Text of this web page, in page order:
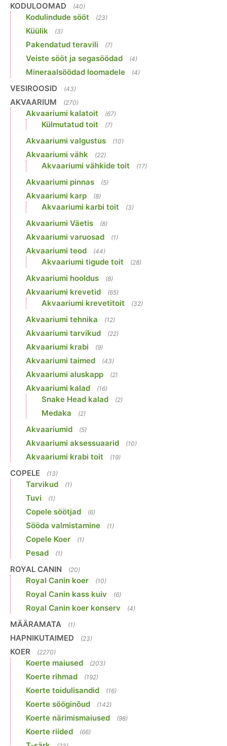
KODULOOMAD (40)
Kodulindude sööt (23)
Küülik (3)
Pakendatud teravili (7)
Veiste sööt ja segasöödad (4)
Mineraalsöödad loomadele (4)
VESIROOSID (43)
AKVAARIUM (270)
Akvaariumi kalatoit (67)
Külmutatud toit (7)
Akvaariumi valgustus (10)
Akvaariumi vähk (22)
Akvaariumi vähkide toit (17)
Akvaariumi pinnas (5)
Akvaariumi karp (8)
Akvaariumi karbi toit (3)
Akvaariumi Väetis (8)
Akvaariumi varuosad (1)
Akvaariumi teod (44)
Akvaariumi tigude toit (28)
Akvaariumi hooldus (8)
Akvaariumi krevetid (65)
Akvaariumi krevetitoit (32)
Akvaariumi tehnika (12)
Akvaariumi tarvikud (22)
Akvaariumi krabi (9)
Akvaariumi taimed (43)
Akvaariumi aluskapp (2)
Akvaariumi kalad (16)
Snake Head kalad (2)
Medaka (2)
Akvaariumid (5)
Akvaariumi aksessuaarid (10)
Akvaariumi krabi toit (19)
COPELE (13)
Tarvikud (1)
Tuvi (1)
Copele söötjad (6)
Sööda valmistamine (1)
Copele Koer (1)
Pesad (1)
ROYAL CANIN (20)
Royal Canin koer (10)
Royal Canin kass kuiv (6)
Royal Canin koer konserv (4)
MÄÄRAMATA (1)
HAPNIKUTAIMED (23)
KOER (2270)
Koerte maiused (203)
Koerte rihmad (192)
Koerte toidulisandid (16)
Koerte sööginõud (142)
Koerte närimismaiused (98)
Koerte riided (66)